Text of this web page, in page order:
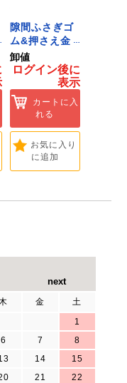
隙間ふさぎゴ
ム&押さえ金
物 72909
卸値
ログイン後に
表示
カートに入
れる
お気に入り
に追加
金
土
1
6 7
8
14
15
21
22